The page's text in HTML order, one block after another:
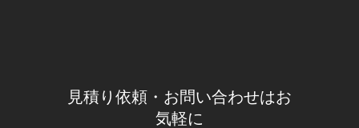
見積り依頼・お問い合わせはお
気軽に